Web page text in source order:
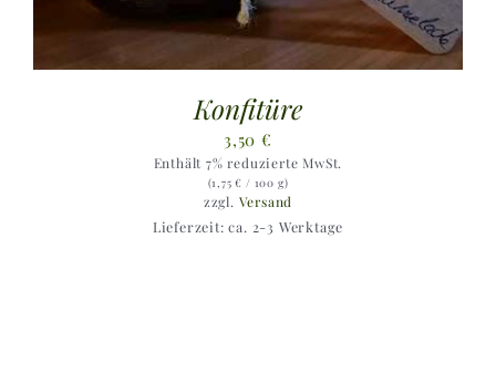
Konfitüre
3,50€
Enthält 7% reduzierte MwSt.
(1,75€ / 100 g)
zzgl. Versand
Lieferzeit: ca. 2-3 Werktage